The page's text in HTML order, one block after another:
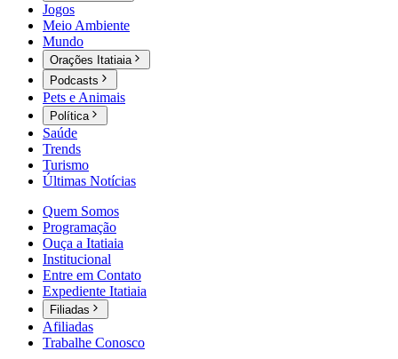
Jogos
Meio Ambiente
Mundo
Orações Itatiaia
Podcasts
Pets e Animais
Política
Saúde
Trends
Turismo
Últimas Notícias
Quem Somos
Programação
Ouça a Itatiaia
Institucional
Entre em Contato
Expediente Itatiaia
Filiadas
Afiliadas
Trabalhe Conosco